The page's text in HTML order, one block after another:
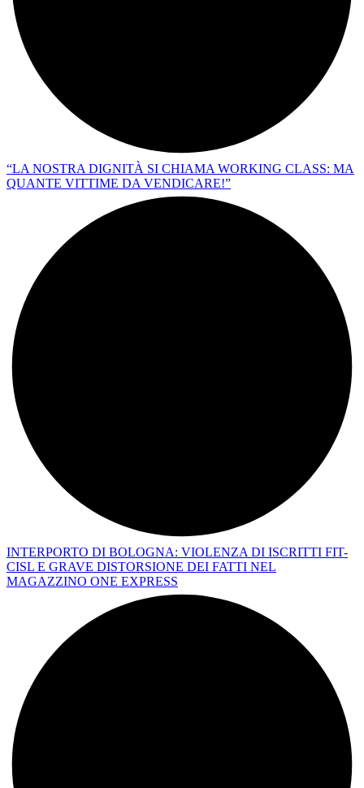
“LA NOSTRA DIGNITÀ SI CHIAMA WORKING CLASS: MA
QUANTE VITTIME DA VENDICARE!”
INTERPORTO DI BOLOGNA: VIOLENZA DI ISCRITTI FIT-
CISL E GRAVE DISTORSIONE DEI FATTI NEL
MAGAZZINO ONE EXPRESS